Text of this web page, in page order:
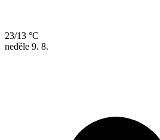
23/13 °C
neděle 9. 8.